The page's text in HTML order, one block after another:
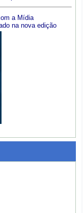
a Mídia
na nova edição